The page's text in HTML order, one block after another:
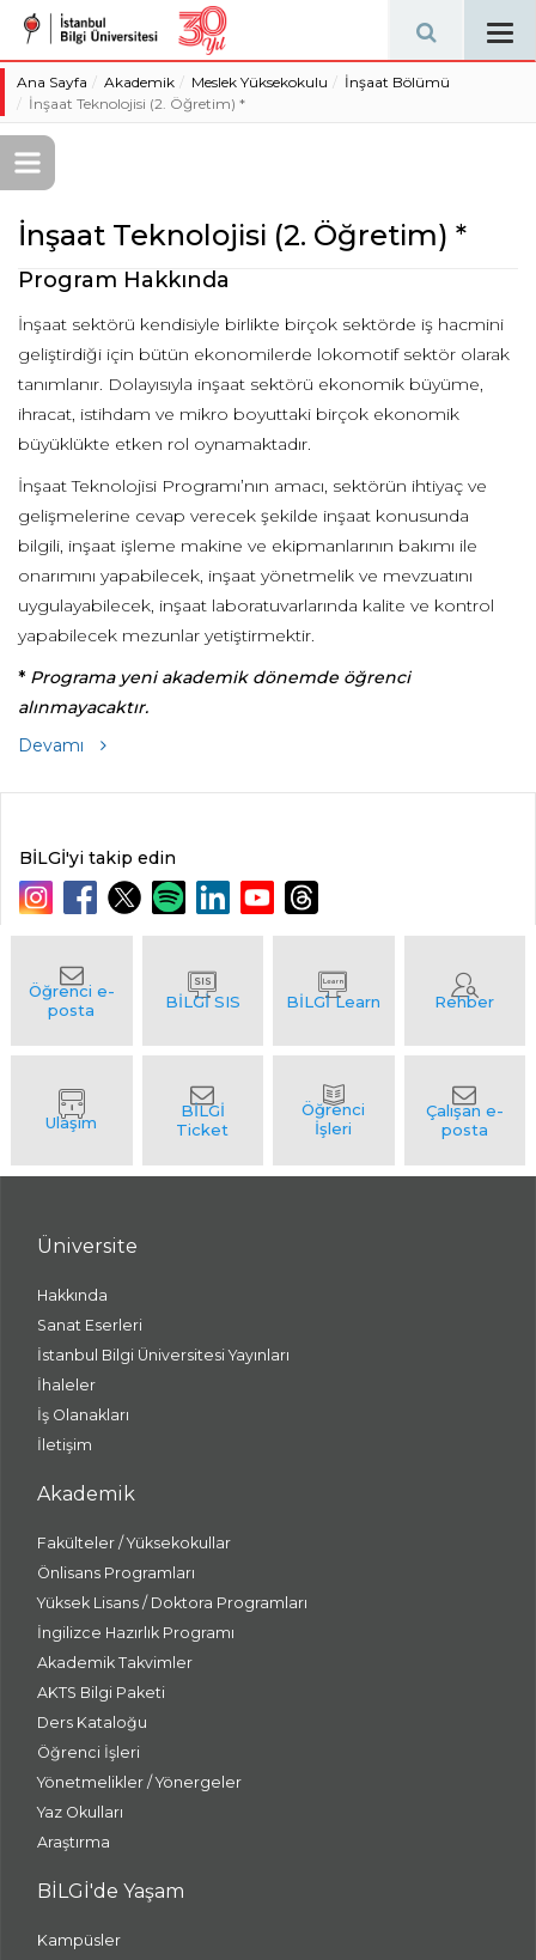
Ana Sayfa Akademik Meslek Yüksekokulu
İnşaat Bölümü
İnşaat Teknolojisi (2. Öğretim) *
İnşaat Teknolojisi (2. Öğretim) *
Program Hakkında
İnşaat sektörü kendisiyle birlikte birçok sektörde iş hacmini
geliştirdiği için bütün ekonomilerde lokomotif sektör olarak
tanımlanır. Dolayısıyla inşaat sektörü ekonomik büyüme,
ihracat, istihdam ve mikro boyuttaki birçok ekonomik
büyüklükte etken rol oynamaktadır.
İnşaat Teknolojisi Programı’nın amacı, sektörün ihtiyaç ve
gelişmelerine cevap verecek şekilde inşaat konusunda
bilgili, inşaat işleme makine ve ekipmanlarının bakımı ile
onarımını yapabilecek, inşaat yönetmelik ve mevzuatını
uygulayabilecek, inşaat laboratuvarlarında kalite ve kontrol
yapabilecek mezunlar yetiştirmektir.
* Programa yeni akademik dönemde öğrenci
alınmayacaktır.
Devamı
BİLGİ'yi takip edin
Üniversite
Hakkında
Sanat Eserleri
İstanbul Bilgi Üniversitesi Yayınları
İhaleler
İş Olanakları
İletişim
Akademik
Fakülteler / Yüksekokullar
Önlisans Programları
Yüksek Lisans / Doktora Programları
İngilizce Hazırlık Programı
Akademik Takvimler
AKTS Bilgi Paketi
Ders Kataloğu
Öğrenci İşleri
Yönetmelikler / Yönergeler
Yaz Okulları
Araştırma
BİLGİ'de Yaşam
Kampüsler